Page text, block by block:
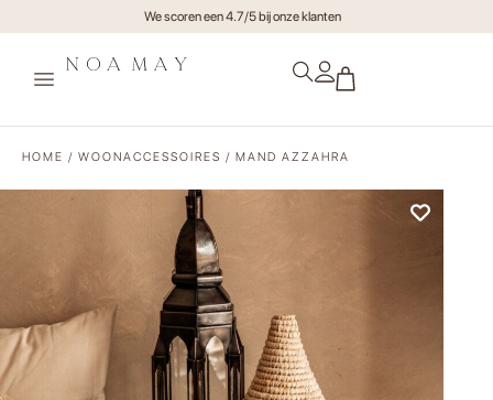
Gratis verzending va €75,- (NL)
HOME / WOONACCESSOIRES / MAND AZZAHRA